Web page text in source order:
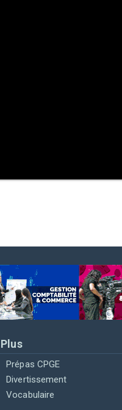
Plus
Prépas CPGE
Divertissement
Vocabulaire